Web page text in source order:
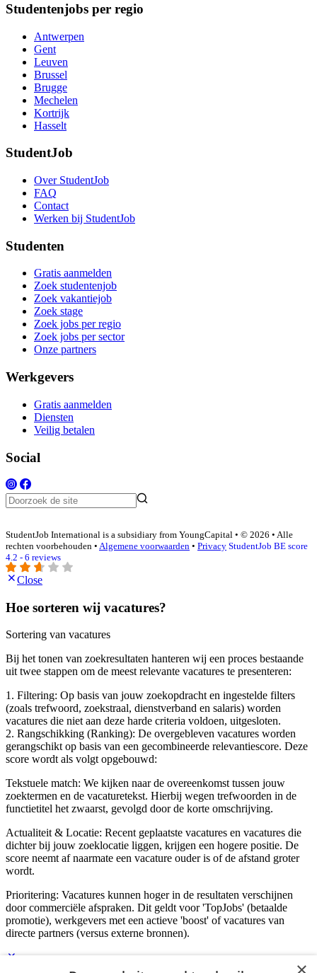
Studentenjobs per regio
Antwerpen
Gent
Leuven
Brussel
Brugge
Mechelen
Kortrijk
Hasselt
StudentJob
Over StudentJob
FAQ
Contact
Werken bij StudentJob
Studenten
Gratis aanmelden
Zoek studentenjob
Zoek vakantiejob
Zoek stage
Zoek jobs per regio
Zoek jobs per sector
Onze partners
Werkgevers
Gratis aanmelden
Diensten
Veilig betalen
Social
StudentJob International is a subsidiary from YoungCapital • © 2026 • Alle
rechten voorbehouden • Algemene voorwaarden • Privacy StudentJob BE score
4.2 - 6 reviews
Close
Hoe sorteren wij vacatures?
Sortering van vacatures
Bij het tonen van zoekresultaten hanteren wij een proces bestaande
uit twee stappen om de meest relevante vacatures te presenteren:
1. Filtering: Op basis van jouw zoekopdracht en ingestelde filters
(zoals trefwoord, zoekstraal, dienstverband en salaris) worden
vacatures die niet aan deze harde criteria voldoen, uitgesloten.
2. Rangschikking (Ranking): De overgebleven vacatures worden
gerangschikt op basis van een gecombineerde relevantiescore. Deze
score wordt als volgt opgebouwd:
Tekstuele match: We kijken naar de overeenkomst tussen jouw
zoektermen en de vacaturetekst. Hierbij wegen trefwoorden in de
functietitel het zwaarst, gevolgd door de korte omschrijving.
Actualiteit & Locatie: Recent geplaatste vacatures en vacatures die
dichter bij jouw zoeklocatie liggen, krijgen een hogere positie. De
score neemt af naarmate een vacature ouder is of de afstand groter
wordt.
Prioritering: Vacatures kunnen hoger in de resultaten verschijnen
door commerciële afspraken. Dit geldt voor 'TopJobs' (betaalde
promotie), werkgevers met een actieve 'boost' of vacatures van
directe partners (versus externe bronnen).